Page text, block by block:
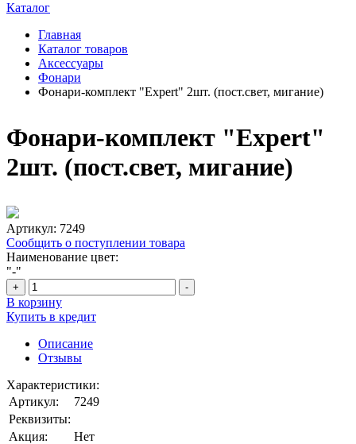
Каталог
Главная
Каталог товаров
Аксессуары
Фонари
Фонари-комплект "Expert" 2шт. (пост.свет, мигание)
Фонари-комплект "Expert"
2шт. (пост.свет, мигание)
Артикул: 7249
Сообщить о поступлении товара
Наименование цвет:
"-"
+ -
В корзину
Купить в кредит
Описание
Отзывы
Характеристики:
Артикул:
7249
Реквизиты:
Акция:
Нет